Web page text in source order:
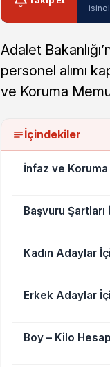
Adalet
personel alımı
ve Koruma
İçindekiler
İnfaz ve Koruma
Başvuru Şartları
Kadın Adaylar
Erkek Adaylar
Boy – Kilo